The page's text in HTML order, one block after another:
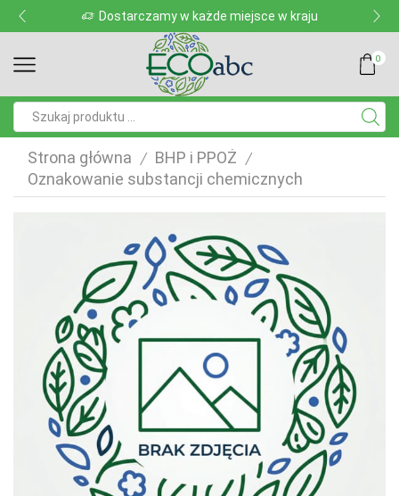
Dostarczamy w każde miejsce w kraju
0
Strona główna / BHP i PPOŻ /
Oznakowanie substancji chemicznych